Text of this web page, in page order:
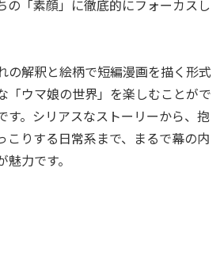
の「素顔」に徹底的にフォーカスし
の解釈と絵柄で短編漫画を描く形式
「ウマ娘の世界」を楽しむことがで
す。シリアスなストーリーから、抱
こりする日常系まで、まるで幕の内
力です。